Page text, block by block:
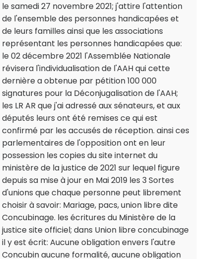
le samedi 27 novembre 2021; j'attire l'attention
de l'ensemble des personnes handicapées et
de leurs familles ainsi que les associations
représentant les personnes handicapées que:
le 02 décembre 2021 l'Assemblée Nationale
révisera l'individualisation de l'AAH qui cette
dernière a obtenue par pétition 100 000
signatures pour la Déconjugalisation de l'AAH;
les LR AR que j'ai adressé aux sénateurs, et aux
députés leurs ont été remises ce qui est
confirmé par les accusés de réception. ainsi ces
parlementaires de l'opposition ont en leur
possession les copies du site internet du
ministère de la justice de 2021 sur lequel figure
depuis sa mise à jour en Mai 2019 les 3 Sortes
d'unions que chaque personne peut librement
choisir à savoir: Mariage, pacs, union libre dite
Concubinage. les écritures du Ministère de la
justice site officiel; dans Union libre concubinage
il y est écrit: Aucune obligation envers l'autre
Concubin aucune formalité, aucune obligation